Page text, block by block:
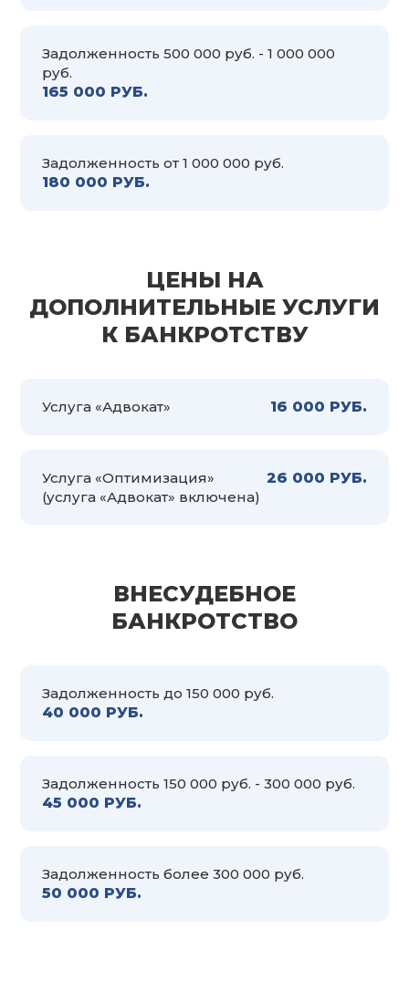
Задолженность 500 000 руб. - 1 000 000
руб.
165 000 РУБ.
Задолженность от 1 000 000 руб.
180 000 РУБ.
ЦЕНЫ НА
ДОПОЛНИТЕЛЬНЫЕ УСЛУГИ
К БАНКРОТСТВУ
Услуга «Адвокат» 16 000 РУБ.
Услуга «Оптимизация»
(услуга «Адвокат» включена)
26 000 РУБ.
ВНЕСУДЕБНОЕ
БАНКРОТСТВО
Задолженность до 150 000 руб.
40 000 РУБ.
Задолженность 150 000 руб. - 300 000 руб.
45 000 РУБ.
Задолженность более 300 000 руб.
50 000 РУБ.